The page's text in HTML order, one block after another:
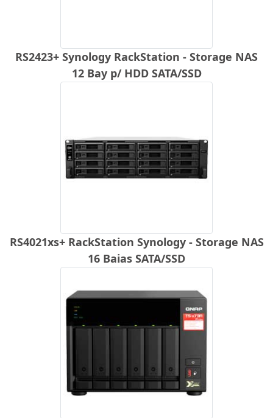
RS2423+ Synology RackStation - Storage NAS
12 Bay p/ HDD SATA/SSD
RS4021xs+ RackStation Synology - Storage NAS
16 Baias SATA/SSD